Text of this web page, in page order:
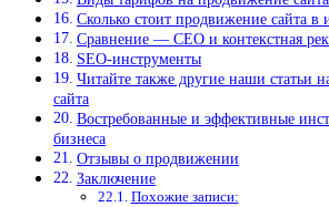
Сколько стоит продвижение сайта в
Сравнение — CEO и контекстная
SEO-инструменты
Читайте также другие наши статьи
сайта
Востребованные и эффективные
бизнеса
Отзывы о продвижении
Заключение
Похожие записи: